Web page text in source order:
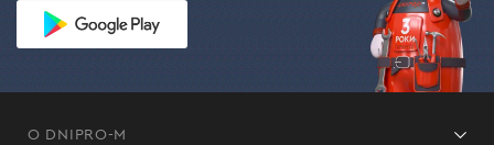
О DNIPRO-M